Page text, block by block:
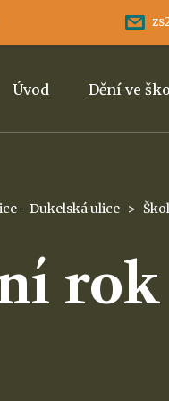
Úvod Dění ve
- Dukelská ulice >
rok